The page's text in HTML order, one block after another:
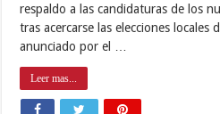
respaldo a las candidaturas de los
tras acercarse las elecciones locales
anunciado por el …
Leer mas...